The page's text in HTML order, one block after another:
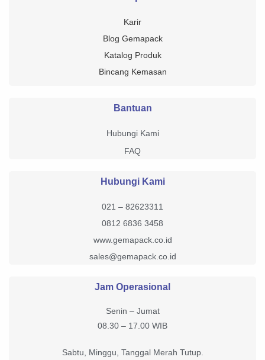
Karir
Blog Gemapack
Katalog Produk
Bincang Kemasan
Bantuan
Hubungi Kami
FAQ
Hubungi Kami
021 – 82623311
0812 6836 3458
www.gemapack.co.id
sales@gemapack.co.id
Jam Operasional
Senin – Jumat
08.30 – 17.00 WIB
Sabtu, Minggu, Tanggal Merah Tutup.